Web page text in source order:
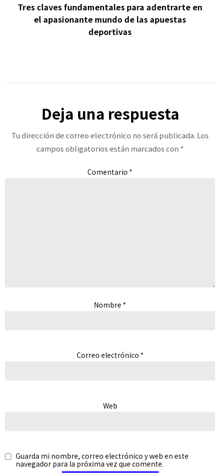
Tres claves fundamentales para adentrarte en
el apasionante mundo de las apuestas
deportivas
Deja una respuesta
Tu dirección de correo electrónico no será publicada. Los
campos obligatorios están marcados con *
Comentario *
Nombre *
Correo electrónico *
Web
Guarda mi nombre, correo electrónico y web en este
navegador para la próxima vez que comente.